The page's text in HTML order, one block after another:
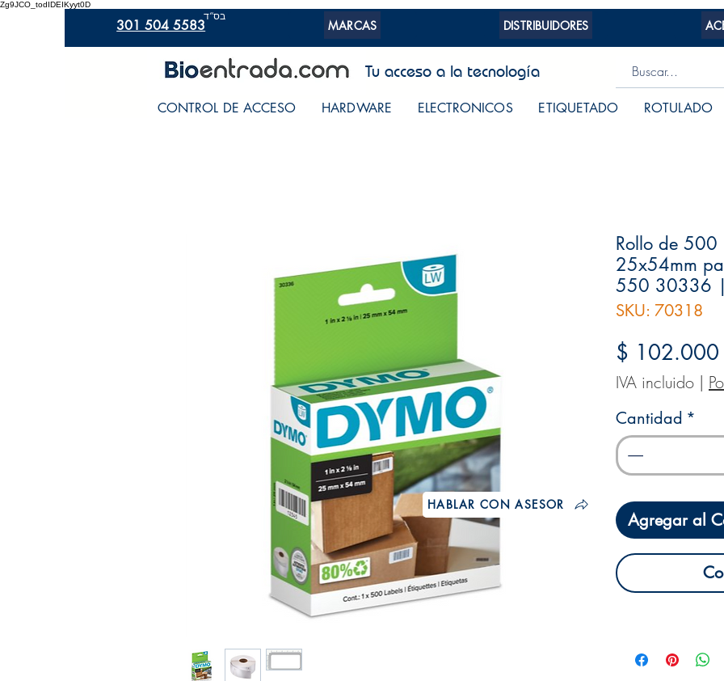
Zg9JCO_todIDEIKyyt0D
301 504 5583
בס“ד
MARCAS DISTRIBUIDORES
Tu acceso a la tecnología
CONTROL DE ACCESO HARDWARE ELECTRONICOS ETIQUETADO ROTULADO
Rollo de 500
25x54mm
550 30336
SKU: 70318
$ 102.000
IVA incluido |
Cantidad *
Agregar al
HABLAR CON ASESOR